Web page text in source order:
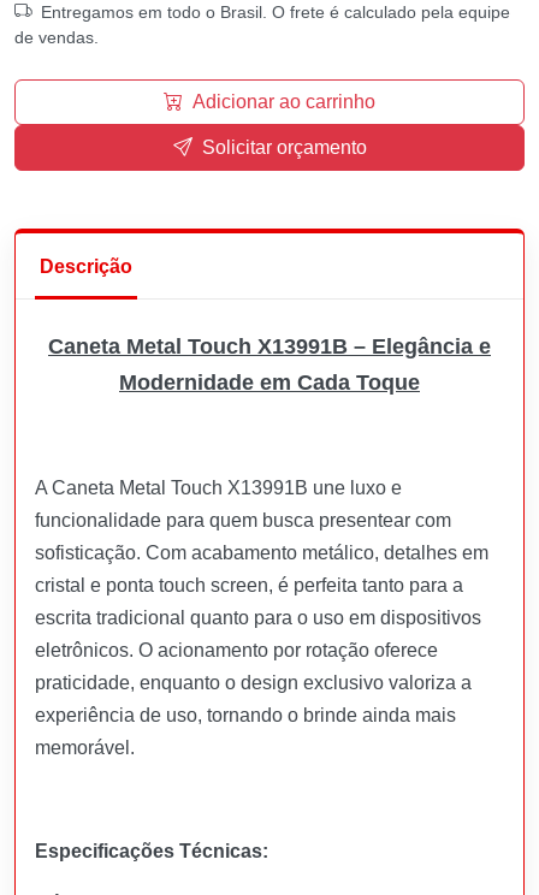
Entregamos em todo o Brasil. O frete é calculado pela equipe
de vendas.
Adicionar ao carrinho
Solicitar orçamento
Descrição
Caneta Metal Touch X13991B – Elegância e
Modernidade em Cada Toque
A Caneta Metal Touch X13991B une luxo e
funcionalidade para quem busca presentear com
sofisticação. Com acabamento metálico, detalhes em
cristal e ponta touch screen, é perfeita tanto para a
escrita tradicional quanto para o uso em dispositivos
eletrônicos. O acionamento por rotação oferece
praticidade, enquanto o design exclusivo valoriza a
experiência de uso, tornando o brinde ainda mais
memorável.
Especificações Técnicas: